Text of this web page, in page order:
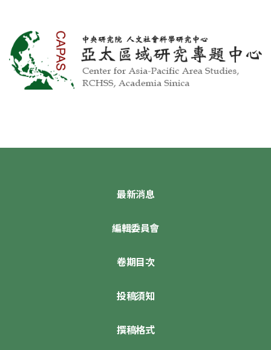
最新消息
編輯委員會
卷期目次
投稿須知
撰稿格式